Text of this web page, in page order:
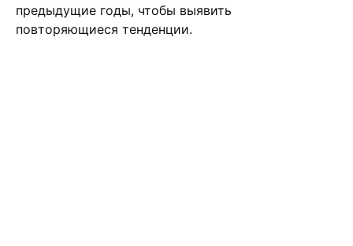
предыдущие годы, чтобы выявить
повторяющиеся тенденции.